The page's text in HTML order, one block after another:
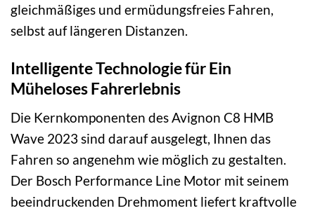
gleichmäßiges und ermüdungsfreies Fahren,
selbst auf längeren Distanzen.
Intelligente Technologie für Ein
Müheloses Fahrerlebnis
Die Kernkomponenten des Avignon C8 HMB
Wave 2023 sind darauf ausgelegt, Ihnen das
Fahren so angenehm wie möglich zu gestalten.
Der Bosch Performance Line Motor mit seinem
beeindruckenden Drehmoment liefert kraftvolle